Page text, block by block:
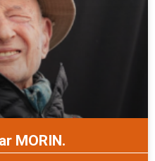
MORIN.